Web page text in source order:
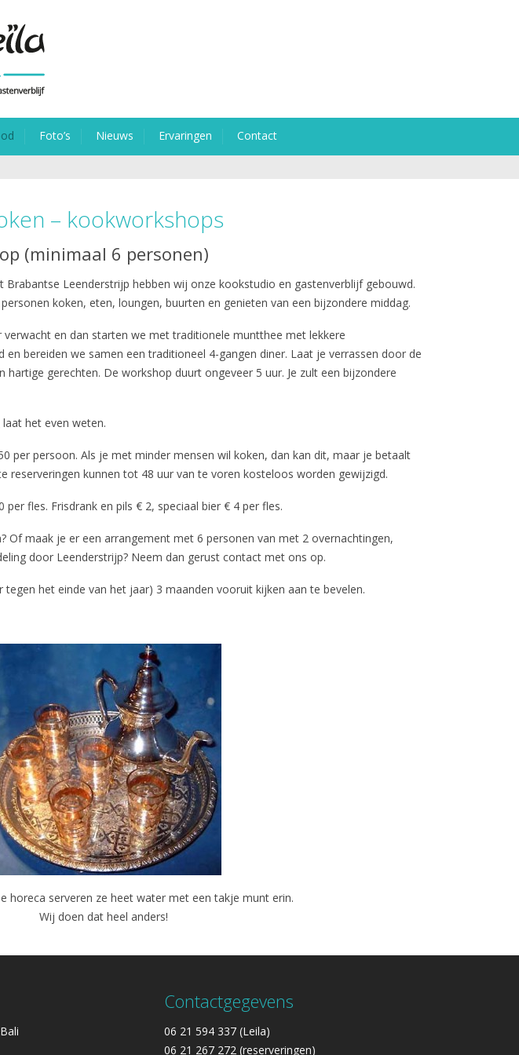
Foto’s Nieuws Ervaringen Contact
– kookworkshops
(minimaal 6 personen)
Leenderstrijp hebben wij onze kookstudio en gastenverblijf gebouwd.
koken, eten, loungen, buurten en genieten van een bijzondere middag.
verwacht en dan starten we met traditionele muntthee met lekkere
bereiden we samen een traditioneel 4-gangen diner. Laat je verrassen door de
gerechten. De workshop duurt ongeveer 5 uur. Je zult een bijzondere
het even weten.
per persoon. Als je met minder mensen wil koken, dan kan dit, maar je betaalt
reserveringen kunnen tot 48 uur van te voren kosteloos worden gewijzigd.
fles. Frisdrank en pils € 2, speciaal bier € 4 per fles.
Of maak je er een arrangement met 6 personen van met 2 overnachtingen,
door Leenderstrijp? Neem dan gerust contact met ons op.
het einde van het jaar) 3 maanden vooruit kijken aan te bevelen.
horeca serveren ze heet water met een takje munt erin.
Wij doen dat heel anders!
Contactgegevens
06 21 594 337 (Leila)
06 21 267 272 (reserveringen)